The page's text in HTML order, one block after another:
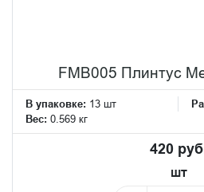
FMB005 Плинтус
В упаковке: 13 шт
Вес: 0.569 кг
420
шт